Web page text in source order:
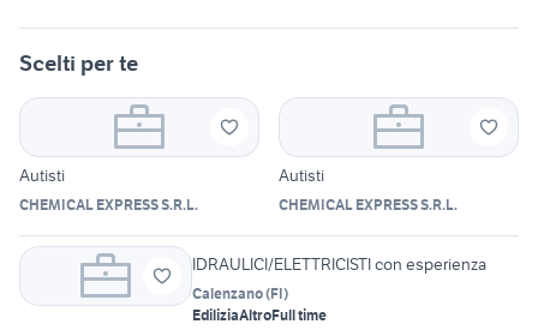
Scelti per te
Autisti
CHEMICAL EXPRESS S.R.L.
Autisti
CHEMICAL EXPRESS S.R.L.
IDRAULICI/ELETTRICISTI con esperienza
Calenzano(FI)
EdiliziaAltroFull time